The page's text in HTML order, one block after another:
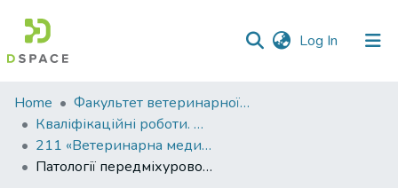
Log In (current)
Communities
&
Collections
Home
Факультет ветеринарної медицини
Кваліфікаційні роботи. Факультет ветеринарної медицини
211 «Ветеринарна медицина» - Магістри 2025-2026
Патології передміхурової залози у псів: діагностика та лікування